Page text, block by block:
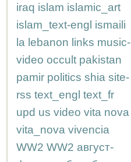
iraq islam islamic_art
islam_text-engl ismaili
la lebanon links music-
video occult pakistan
pamir politics shia site-
rss text_engl text_fr
upd us video vita nova
vita_nova vivencia
WW2 WW2 август-